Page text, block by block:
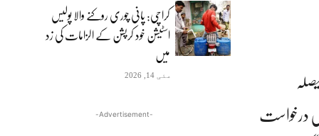
کراچی: پانی چوری روکنے والا پولیس
اسٹیشن خود کرپشن کے الزامات کی زد
میں
مئی 14, 2026
-Advertisement-
درخواست